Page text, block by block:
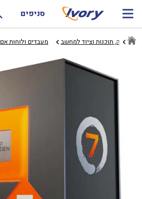
סניפים
חומרה, תוכנות וציוד למחשב מעבדים ולוחות אם‏